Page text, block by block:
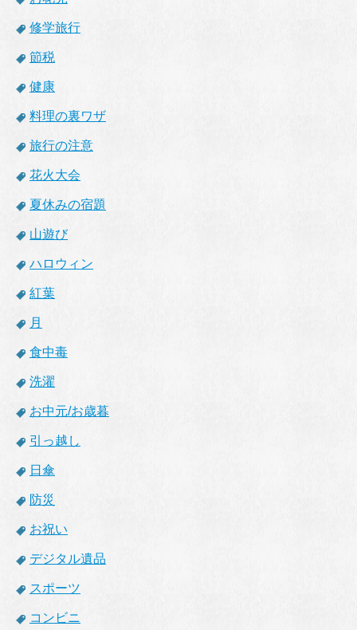
修学旅行
節税
健康
料理の裏ワザ
旅行の注意
花火大会
夏休みの宿題
山遊び
ハロウィン
紅葉
月
食中毒
洗濯
お中元/お歳暮
引っ越し
日傘
防災
お祝い
デジタル遺品
スポーツ
コンビニ